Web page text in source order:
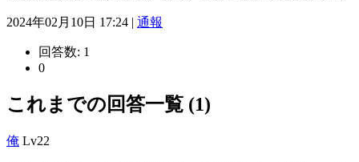
2024年02月10日 17:24 | 通報
回答数: 1
0
これまでの回答一覧 (1)
俺 Lv22